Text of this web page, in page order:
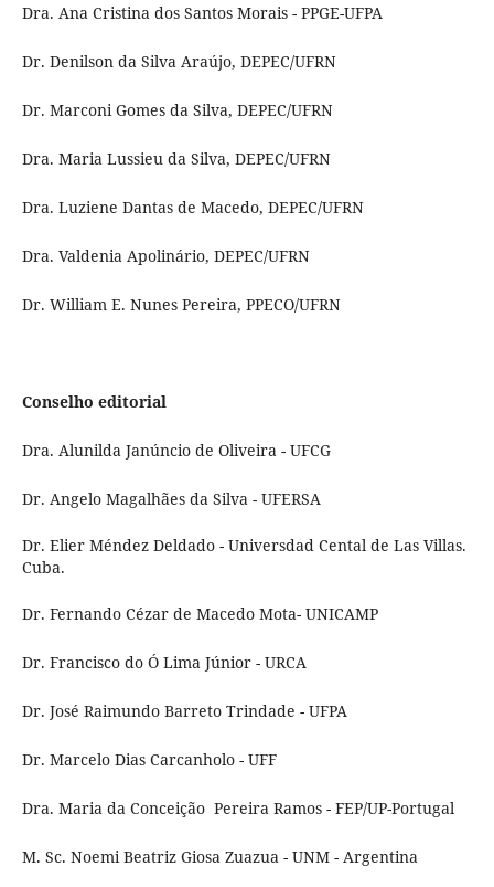
Dra. Ana Cristina dos Santos Morais - PPGE-UFPA
Dr. Denilson da Silva Araújo, DEPEC/UFRN
Dr. Marconi Gomes da Silva, DEPEC/UFRN
Dra. Maria Lussieu da Silva, DEPEC/UFRN
Dra. Luziene Dantas de Macedo, DEPEC/UFRN
Dra. Valdenia Apolinário, DEPEC/UFRN
Dr. William E. Nunes Pereira, PPECO/UFRN
Conselho editorial
Dra. Alunilda Janúncio de Oliveira - UFCG
Dr. Angelo Magalhães da Silva - UFERSA
Dr. Elier Méndez Deldado - Universdad Cental de Las Villas.
Cuba.
Dr. Fernando Cézar de Macedo Mota- UNICAMP
Dr. Francisco do Ó Lima Júnior - URCA
Dr. José Raimundo Barreto Trindade - UFPA
Dr. Marcelo Dias Carcanholo - UFF
Dra. Maria da Conceição Pereira Ramos - FEP/UP-Portugal
M. Sc. Noemi Beatriz Giosa Zuazua - UNM - Argentina